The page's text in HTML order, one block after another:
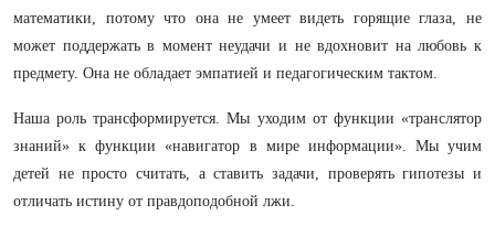
математики, потому что она не умеет видеть горящие глаза, не
может поддержать в момент неудачи и не вдохновит на любовь к
предмету. Она не обладает эмпатией и педагогическим тактом.
Наша роль трансформируется. Мы уходим от функции «транслятор
знаний» к функции «навигатор в мире информации». Мы учим
детей не просто считать, а ставить задачи, проверять гипотезы и
отличать истину от правдоподобной лжи.